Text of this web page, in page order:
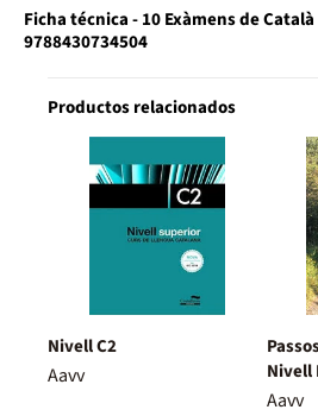
Ficha técnica - 10 Exàmens de
9788430734504
Productos relacionados
Nivell C2
Aavv
Nivell
Aavv